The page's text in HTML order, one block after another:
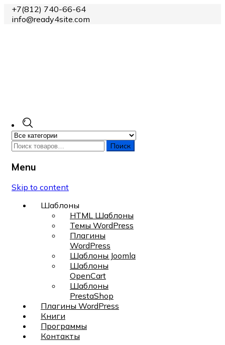
+7(812) 740-66-64
info@ready4site.com
Поиск
Menu
Skip to content
Шаблоны
HTML Шаблоны
Темы WordPress
Плагины
WordPress
Шаблоны Joomla
Шаблоны
OpenCart
Шаблоны
PrestaShop
Плагины WordPress
Книги
Программы
Контакты